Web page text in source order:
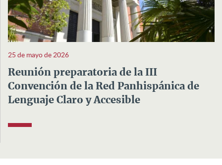
25 de mayo de 2026
Reunión preparatoria de la III
Convención de la Red Panhispánica de
Lenguaje Claro y Accesible